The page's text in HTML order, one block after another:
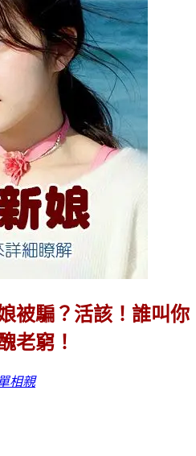
被騙？活該！誰叫你
老窮！
相親